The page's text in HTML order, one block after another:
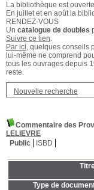
La bibliothèque est
En juillet et en août la
RENDEZ-VOUS
Un catalogue de doubles
Suivre ce lien.
Par ici, quelques conseils
lui-même ne comprend
tous les ouvrages depuis
reste.
Nouvelle recherche
Commentaire des
LELIEVRE
Public
ISBD
Type de